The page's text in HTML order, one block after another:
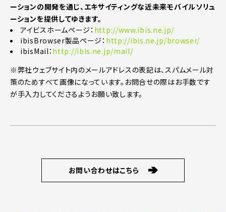
ーションの開発を通じ、エキサイティングな近未来モバイルソリュ
ーションを提供してゆきます。
アイビスホームページ： http://www.ibis.ne.jp/
ibisBrowser製品ページ： http://ibis.ne.jp/browser/
ibisMail： http://ibis.ne.jp/mail/
※弊社ウェブサイト内のメールアドレスの表記は、スパムメール対
策のためすべて画像になっています。お問合せの際はお手数です
が手入力してくださるようお願い致します。
お問い合わせはこちら